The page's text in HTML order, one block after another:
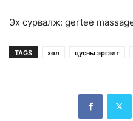
Эх сурвалж: gertee
TAGS хөл цусны эргэлт